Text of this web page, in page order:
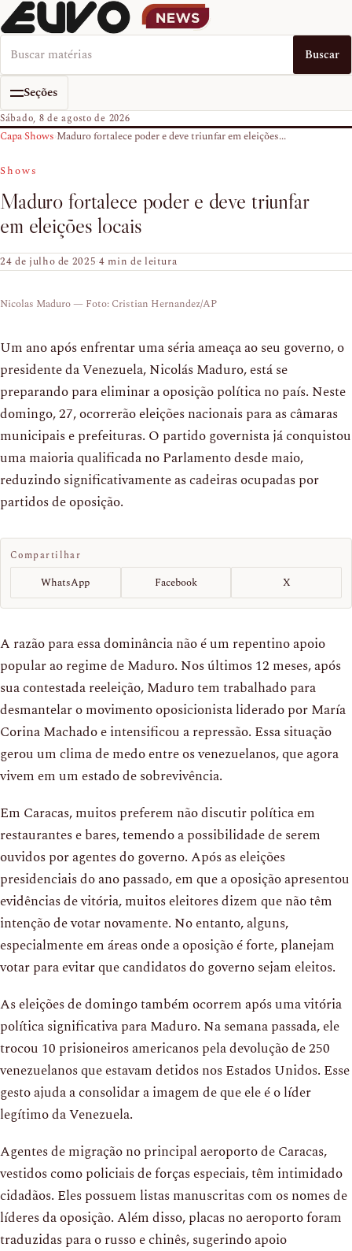
Buscar no EUVO News Buscar
Seções
Sábado, 8 de agosto de 2026
Capa›Shows›Maduro fortalece poder e deve triunfar em eleições...
Shows
Maduro fortalece poder e deve triunfar
em eleições locais
24 de julho de 2025·4 min de leitura
Nicolas Maduro — Foto: Cristian Hernandez/AP
Um ano após enfrentar uma séria ameaça ao seu governo, o
presidente da Venezuela, Nicolás Maduro, está se
preparando para eliminar a oposição política no país. Neste
domingo, 27, ocorrerão eleições nacionais para as câmaras
municipais e prefeituras. O partido governista já conquistou
uma maioria qualificada no Parlamento desde maio,
reduzindo significativamente as cadeiras ocupadas por
partidos de oposição.
Compartilhar
WhatsApp Facebook X
A razão para essa dominância não é um repentino apoio
popular ao regime de Maduro. Nos últimos 12 meses, após
sua contestada reeleição, Maduro tem trabalhado para
desmantelar o movimento oposicionista liderado por María
Corina Machado e intensificou a repressão. Essa situação
gerou um clima de medo entre os venezuelanos, que agora
vivem em um estado de sobrevivência.
Em Caracas, muitos preferem não discutir política em
restaurantes e bares, temendo a possibilidade de serem
ouvidos por agentes do governo. Após as eleições
presidenciais do ano passado, em que a oposição apresentou
evidências de vitória, muitos eleitores dizem que não têm
intenção de votar novamente. No entanto, alguns,
especialmente em áreas onde a oposição é forte, planejam
votar para evitar que candidatos do governo sejam eleitos.
As eleições de domingo também ocorrem após uma vitória
política significativa para Maduro. Na semana passada, ele
trocou 10 prisioneiros americanos pela devolução de 250
venezuelanos que estavam detidos nos Estados Unidos. Esse
gesto ajuda a consolidar a imagem de que ele é o líder
legítimo da Venezuela.
Agentes de migração no principal aeroporto de Caracas,
vestidos como policiais de forças especiais, têm intimidado
cidadãos. Eles possuem listas manuscritas com os nomes de
líderes da oposição. Além disso, placas no aeroporto foram
traduzidas para o russo e chinês, sugerindo apoio